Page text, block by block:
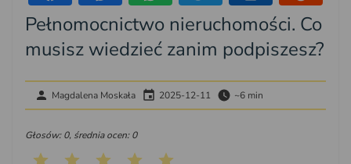
Pełnomocnictwo nieruchomości. Co
musisz wiedzieć zanim podpiszesz?
Magdalena Moskała 2025-12-11 ~6 min
Głosów: 0, średnia ocen: 0